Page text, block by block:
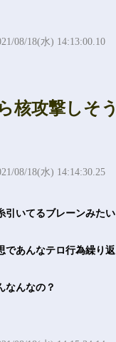
08/18(水) 14:13:00.10
核攻撃しそう
08/18(水) 14:14:30.25
引いてるブレーンみたい
であんなテロ行為繰り返
なんなの？